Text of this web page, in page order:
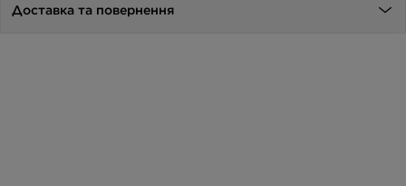
Доставка та повернення